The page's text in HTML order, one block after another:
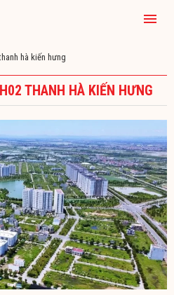
hà kiến hưng
THANH HÀ KIẾN HƯNG